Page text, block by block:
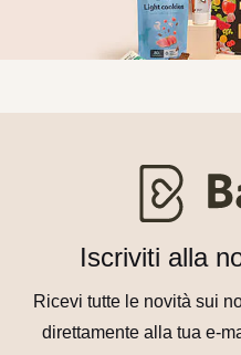
Iscriviti alla
Ricevi tutte le novità sui
direttamente alla tua e-